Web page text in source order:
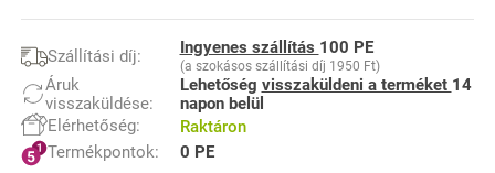
Szállítási díj: Ingyenes szállítás 100 PE
(a szokásos szállítási díj 1950 Ft)
Áruk
visszaküldése:
Lehetőség visszaküldeni a terméket 14
napon belül
Elérhetőség:
Raktáron
Termékpontok:
0 PE